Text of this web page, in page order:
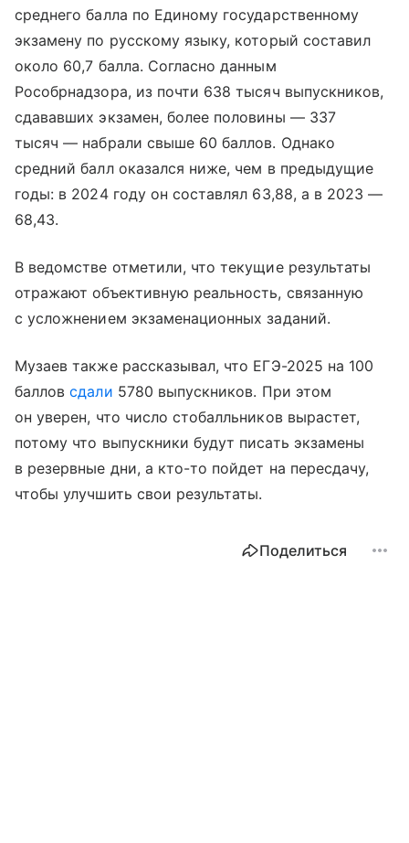
среднего балла по Единому государственному
экзамену по русскому языку, который составил
около 60,7 балла. Согласно данным
Рособрнадзора, из почти 638 тысяч выпускников,
сдававших экзамен, более половины — 337
тысяч — набрали свыше 60 баллов. Однако
средний балл оказался ниже, чем в предыдущие
годы: в 2024 году он составлял 63,88, а в 2023 —
68,43.
В ведомстве отметили, что текущие результаты
отражают объективную реальность, связанную
с усложнением экзаменационных заданий.
Музаев также рассказывал, что ЕГЭ-2025 на 100
балловсдали 5780 выпускников. При этом
он уверен, что число стобалльников вырастет,
потому что выпускники будут писать экзамены
в резервные дни, а кто-то пойдет на пересдачу,
чтобы улучшить свои результаты.
Поделиться